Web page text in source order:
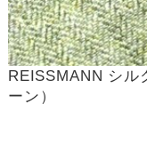
REISSMANN シル
ーン）